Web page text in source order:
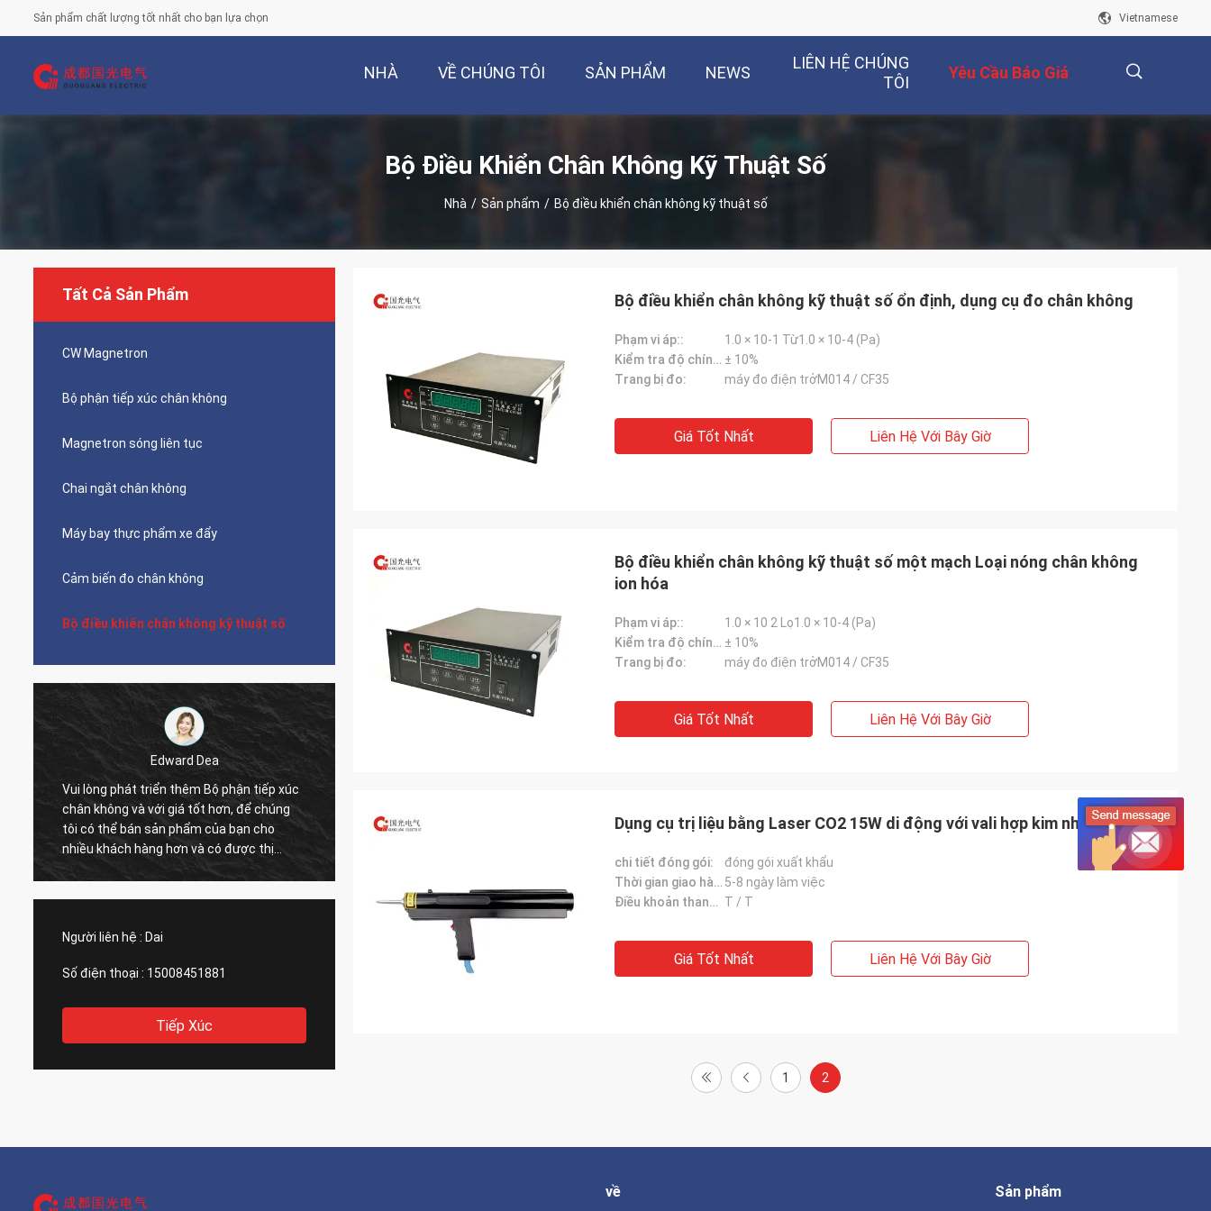
Sản phẩm chất lượng tốt nhất cho bạn lựa chọn Vietnamese
NHÀ VỀ CHÚNG TÔI SẢN PHẨM NEWS
LIÊN HỆ CHÚNG
TÔI
Yêu Cầu Báo Giá
Bộ Điều Khiển Chân Không Kỹ Thuật Số
Nhà / Sản phẩm / Bộ điều khiển chân không kỹ thuật số
Tất Cả Sản Phẩm
CW Magnetron
Bộ phận tiếp xúc chân không
Magnetron sóng liên tục
Chai ngắt chân không
Máy bay thực phẩm xe đẩy
Cảm biến đo chân không
Bộ điều khiển chân không kỹ thuật số
Edward Dea
Vui lòng phát triển thêm Bộ phận tiếp xúc
chân không và với giá tốt hơn, để chúng
tôi có thể bán sản phẩm của bạn cho
nhiều khách hàng hơn và có được thị
trường lớn hơn. Cảm ơn bạn
phẩm luôn được gửi khớp với đơn đặt
Người liên hệ : Dai
Số điện thoại : 15008451881
Tiếp Xúc
Bộ điều khiển chân không kỹ thuật số ổn định, dụng cụ đo chân không
Phạm vi áp::
1.0 × 10-1 Từ1.0 × 10-4 (Pa)
Kiểm tra độ chính xác: ± 10%
Trang bị đo:
máy đo điện trởM014 / CF35
Giá Tốt Nhất Liên Hệ Với Bây Giờ
Bộ điều khiển chân không kỹ thuật số một mạch Loại nóng chân không
ion hóa
Phạm vi áp::
1.0 × 10 2 Lọ1.0 × 10-4 (Pa)
Kiểm tra độ chính xác: ± 10%
Trang bị đo:
máy đo điện trởM014 / CF35
Giá Tốt Nhất Liên Hệ Với Bây Giờ
Dụng cụ trị liệu bằng Laser CO2 15W di động với vali hợp kim nhôm
chi tiết đóng gói:
đóng gói xuất khẩu
Thời gian giao hàng: 5-8 ngày làm việc
Điều khoản thanh toán: T / T
Giá Tốt Nhất Liên Hệ Với Bây Giờ
1 2
về Sản phẩm